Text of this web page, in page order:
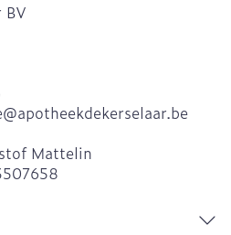
BV
apotheekdekerselaar.be
Mattelin